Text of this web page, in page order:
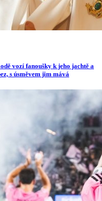
vozí fanoušky k jeho jachtě a
s úsměvem jim mává